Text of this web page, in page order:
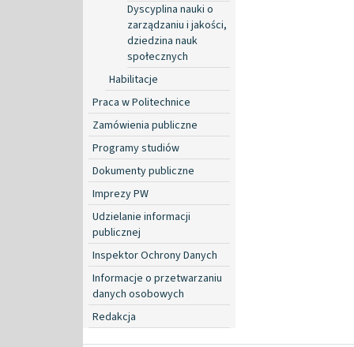
Dyscyplina nauki o
zarządzaniu i jakości,
dziedzina nauk
społecznych
Habilitacje
Praca w Politechnice
Zamówienia publiczne
Programy studiów
Dokumenty publiczne
Imprezy PW
Udzielanie informacji
publicznej
Inspektor Ochrony Danych
Informacje o przetwarzaniu
danych osobowych
Redakcja